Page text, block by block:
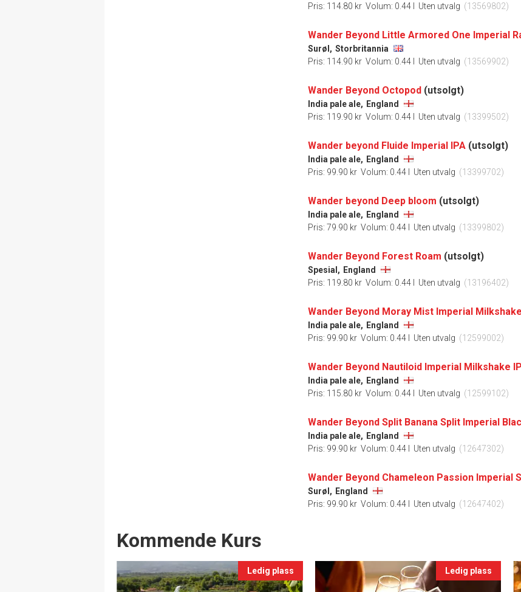
Pris: 114.80 kr Volum: 0.44 l Uten utvalg (13569802)
Wander Beyond Little Armored One Imperial
Surøl, Storbritannia
Pris: 114.90 kr Volum: 0.44 l Uten utvalg (13569902)
Wander Beyond Octopod (utsolgt)
India pale ale, England
Pris: 119.90 kr Volum: 0.44 l Uten utvalg (13399502)
Wander beyond Fluide Imperial IPA (utsolgt)
India pale ale, England
Pris: 99.90 kr Volum: 0.44 l Uten utvalg (13399702)
Wander beyond Deep bloom (utsolgt)
India pale ale, England
Pris: 79.90 kr Volum: 0.44 l Uten utvalg (13399802)
Wander Beyond Forest Roam (utsolgt)
Spesial, England
Pris: 119.80 kr Volum: 0.44 l Uten utvalg (13196402)
Wander Beyond Moray Mist Imperial
India pale ale, England
Pris: 99.90 kr Volum: 0.44 l Uten utvalg (12599002)
India pale ale, England
Pris: 115.80 kr Volum: 0.44 l Uten utvalg (12599102)
Wander Beyond Split Banana Split Imperial
India pale ale, England
Pris: 99.90 kr Volum: 0.44 l Uten utvalg (12647302)
Wander Beyond Chameleon Passion Imperial
Surøl, England
Pris: 99.90 kr Volum: 0.44 l Uten utvalg (12647402)
Events
Kommende Kurs
Ledig plass Ledig plass